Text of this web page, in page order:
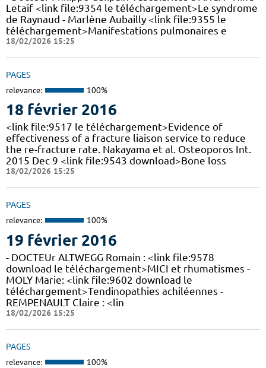
Letaif <link file:9354 le téléchargement>Le syndrome
de Raynaud - Marlène Aubailly <link file:9355 le
téléchargement>Manifestations pulmonaires e
18/02/2026 15:25
PAGES
relevance: 100%
18 février 2016
<link file:9517 le téléchargement>Evidence of
effectiveness of a fracture liaison service to reduce
the re-fracture rate. Nakayama et al. Osteoporos Int.
2015 Dec 9 <link file:9543 download>Bone loss
18/02/2026 15:25
PAGES
relevance: 100%
19 février 2016
- DOCTEUr ALTWEGG Romain : <link file:9578
download le téléchargement>MICI et rhumatismes -
MOLY Marie: <link file:9602 download le
téléchargement>Tendinopathies achiléennes -
REMPENAULT Claire : <lin
18/02/2026 15:25
PAGES
relevance: 100%